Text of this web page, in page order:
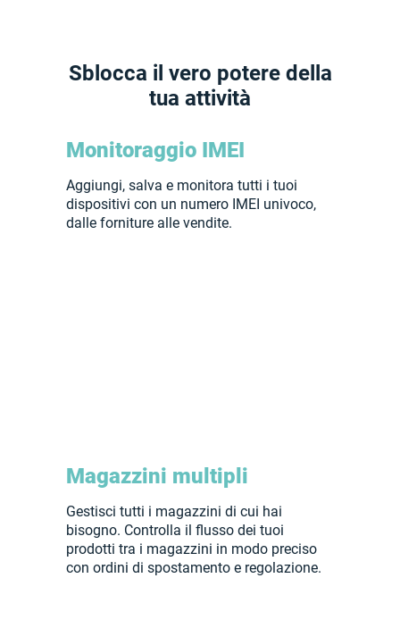
Sblocca il vero potere della
tua attività
Monitoraggio IMEI
Aggiungi, salva e monitora tutti i tuoi
dispositivi con un numero IMEI univoco,
dalle forniture alle vendite.
Magazzini multipli
Gestisci tutti i magazzini di cui hai
bisogno. Controlla il flusso dei tuoi
prodotti tra i magazzini in modo preciso
con ordini di spostamento e regolazione.